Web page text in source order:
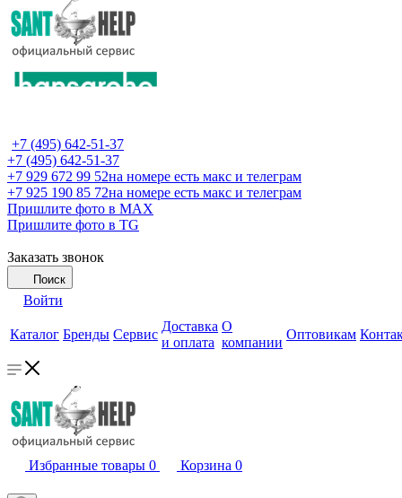
+7 (495) 642-51-37
+7 (495) 642-51-37
+7 929 672 99 52на номере есть макс и телеграм
+7 925 190 85 72на номере есть макс и телеграм
Пришлите фото в MAX
Пришлите фото в TG
Заказать звонок
Поиск
Войти
Каталог Бренды Сервис
Доставка
и оплата
О
компании
Оптовикам
Избранные товары 0 Корзина 0